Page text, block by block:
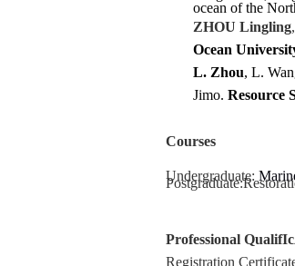
ocean of the
ZHOU Lingling
Ocean
L. Zhou, L. W
Jimo. Resource
Courses
Undergraduate:
Postgraduate:
Professional
Registration